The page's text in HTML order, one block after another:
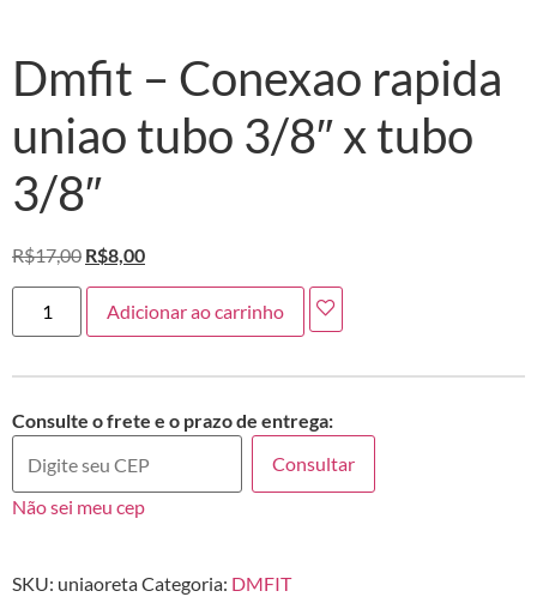
Dmfit – Conexao rapida
uniao tubo 3/8″ x tubo
3/8″
R$17,00 R$8,00
Adicionar ao carrinho
Consulte o frete e o prazo de entrega:
Consultar
Não sei meu cep
SKU: uniaoretaCategoria: DMFIT